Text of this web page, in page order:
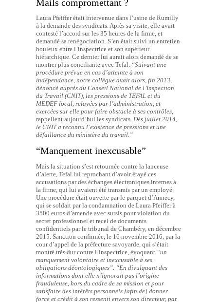
Mails compromettant ?
Laura Pfeiffer était intervenue dans l’usine de Rumilly
à la demande des syndicats. Après sa visite, elle avait
contesté l’accord sur les 35 heures de la firme, et
demandé sa renégociation. S’en était suivi un entretien
houleux entre l’inspectrice et son supérieur
hiérarchique. Ce dernier lui aurait alors demandé de se
montrer plus conciliante avec Tefal. “Suivant une
procédure prévue en cas d’atteinte à son
indépendance, notre collègue avait alors, fin 2013,
dénoncé auprès du Conseil National de l’Inspection
du Travail (CNIT), les pressions de TEFAL et du
MEDEF local, relayées par l’administration, et
exercées sur elle pour faire obstacle à ses contrôles,
rappellent aujourd’hui les syndicats. Dès juillet 2014,
le CNIT a reconnu l’existence de pressions et une
défaillance du ministère du travail.”
“Manquement inexcusable”
Mais la situation s’est retournée contre la lanceuse
d’alerte, Tefal lui reprochant d’avoir étayé ces
accusations par des échanges électroniques internes à
la firme, qui lui avaient été transmis par un employé.
Une procédure était ouverte par le parquet d’Annecy,
qui se soldait par la condamnation de Laura Pfeiffer à
3500 euros d’amende avec sursis pour violation du
secret professionnel et recel de documents
confidentiels par le tribunal de Chambéry, en décembre
2015. Sanction confirmée, le 16 novembre 2016, par la
cour d’appel de la préfecture savoyarde, qui s’était
montré très dur contre l’inspectrice, évoquant “un
manquement volontaire et inexcusable à ses
obligations déontologiques” “En divulguant des
informations dont elle n’ignorait pas l’origine
frauduleuse, hors du cadre de sa mission et pour
satisfaire des intérêts personnels [afin de] donner
force et crédit à son ressenti envers son directeur, par